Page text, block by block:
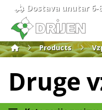
Dostava unutar 6-
Products
Druge